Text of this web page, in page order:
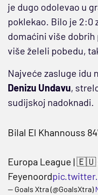
je dugo odolevao u
poklekao. Bilo je 2:0
domaćini više
više želeli pobedu,
Najveće zasluge idu
Denizu Undavu,
sudijskoj nadoknadi.
Bilal El Khannouss 84'
Europa League | 🇪🇺
Feyenoord
— Goals Xtra (@GoalsXtra)